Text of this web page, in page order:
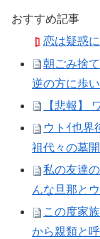
おすすめ記事
恋は疑惑
朝ごみ捨
逆の方に歩
【悲報】
ウトｲ也界
祖代々の墓
私の友達
んな旦那と
この度家
から親類と